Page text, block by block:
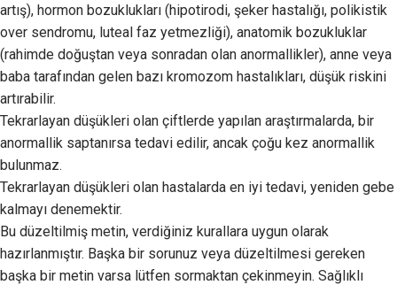
artış), hormon bozuklukları (hipotirodi, şeker hastalığı, polikistik
over sendromu, luteal faz yetmezliği), anatomik bozukluklar
(rahimde doğuştan veya sonradan olan anormallikler), anne veya
baba tarafından gelen bazı kromozom hastalıkları, düşük riskini
artırabilir.
Tekrarlayan düşükleri olan çiftlerde yapılan araştırmalarda, bir
anormallik saptanırsa tedavi edilir, ancak çoğu kez anormallik
bulunmaz.
Tekrarlayan düşükleri olan hastalarda en iyi tedavi, yeniden gebe
kalmayı denemektir.
Bu düzeltilmiş metin, verdiğiniz kurallara uygun olarak
hazırlanmıştır. Başka bir sorunuz veya düzeltilmesi gereken
başka bir metin varsa lütfen sormaktan çekinmeyin. Sağlıklı